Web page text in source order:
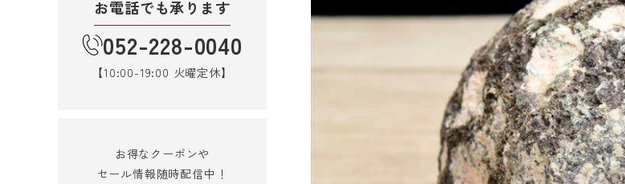
お電話でも承ります
052-228-0040
【10:00-19:00 火曜定休】
お得なクーポンや
セール情報随時配信中！